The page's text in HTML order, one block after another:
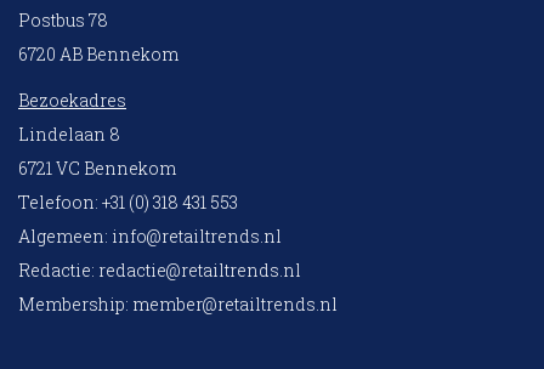
Postbus 78
6720 AB Bennekom
Bezoekadres
Lindelaan 8
6721 VC Bennekom
Telefoon: +31 (0) 318 431 553
Algemeen: info@retailtrends.nl
Redactie: redactie@retailtrends.nl
Membership: member@retailtrends.nl